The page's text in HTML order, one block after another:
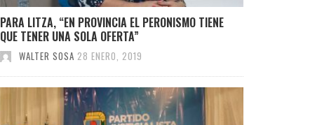
PARA LITZA, “EN PROVINCIA EL PERONISMO TIENE
QUE TENER UNA SOLA OFERTA”
WALTER SOSA 28 ENERO, 2019